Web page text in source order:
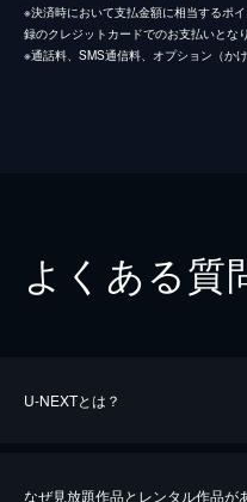
※決済時において支払金額に相当するポ
録のクレジットカードでのお支払いとなり
※通話料、SMS通信料、オプション（か
よくある質
U-NEXTとは？
なぜ見放題作品とレンタル作品が